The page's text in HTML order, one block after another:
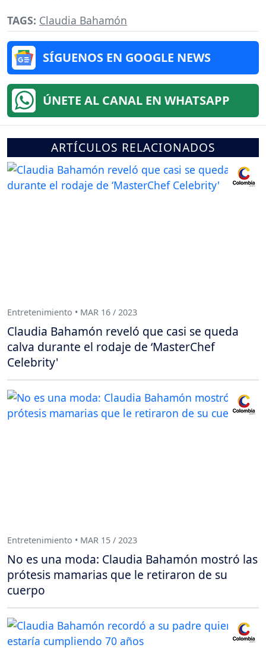
TAGS: Claudia Bahamón
SÍGUENOS EN GOOGLE NEWS
ÚNETE AL CANAL EN WHATSAPP
ARTÍCULOS RELACIONADOS
Entretenimiento • MAR 16 / 2023
Claudia Bahamón reveló que casi se queda
calva durante el rodaje de ‘MasterChef
Celebrity'
Entretenimiento • MAR 15 / 2023
No es una moda: Claudia Bahamón mostró las
prótesis mamarias que le retiraron de su
cuerpo